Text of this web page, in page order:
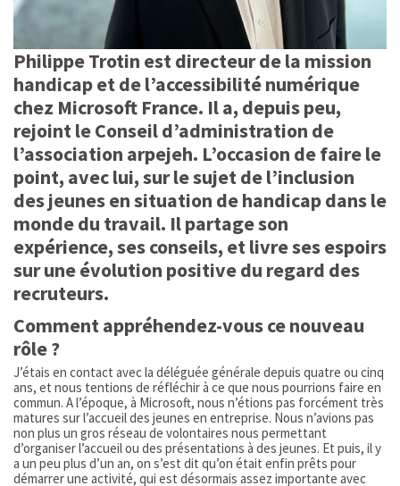
Philippe Trotin est directeur de la mission
handicap et de l’accessibilité numérique
chez Microsoft France. Il a, depuis peu,
rejoint le Conseil d’administration de
l’association arpejeh. L’occasion de faire le
point, avec lui, sur le sujet de l’inclusion
des jeunes en situation de handicap dans le
monde du travail. Il partage son
expérience, ses conseils, et livre ses espoirs
sur une évolution positive du regard des
recruteurs.
Comment appréhendez-vous ce nouveau
rôle ?
J’étais en contact avec la déléguée générale depuis quatre ou cinq
ans, et nous tentions de réfléchir à ce que nous pourrions faire en
commun. A l’époque, à Microsoft, nous n’étions pas forcément très
matures sur l’accueil des jeunes en entreprise. Nous n’avions pas
non plus un gros réseau de volontaires nous permettant
d’organiser l’accueil ou des présentations à des jeunes. Et puis, il y
a un peu plus d’un an, on s’est dit qu’on était enfin prêts pour
démarrer une activité, qui est désormais assez importante avec